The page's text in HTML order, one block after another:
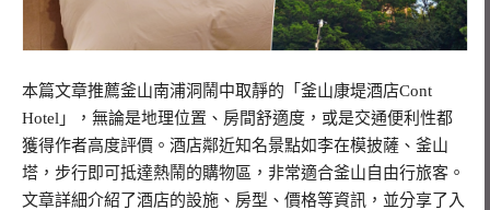
本篇文章推薦釜山南浦洞鬧中取靜的「釜山康堤酒店Cont
Hotel」，無論是地理位置、房間舒適度，或是交通便利性都
獲得作者高度評價。酒店鄰近知名景點如李在模披薩、釜山
塔，步行即可抵達熱鬧的購物區，非常適合釜山自由行旅客。
文章詳細介紹了酒店的設施、房型、價格等資訊，並分享了入